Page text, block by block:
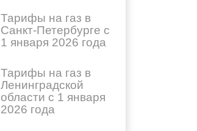
Тарифы на газ в
Санкт-Петербурге с
1 января 2026 года
Тарифы на газ в
Ленинградской
области с 1 января
2026 года